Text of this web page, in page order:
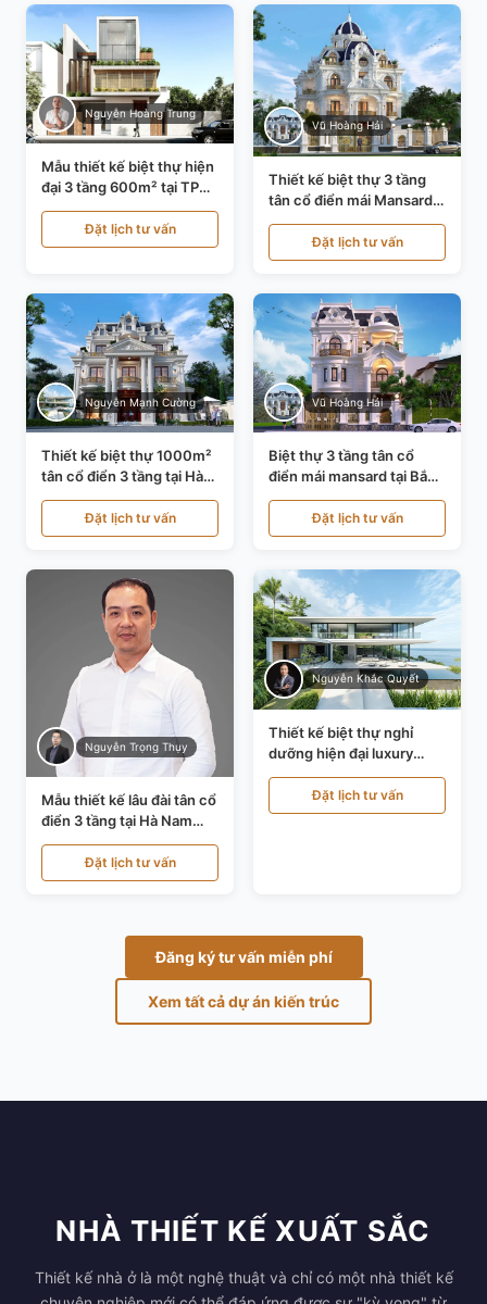
Nguyễn Hoàng Trung
Mẫu thiết kế biệt thự hiện
đại 3 tầng 600m² tại TP
Hồ Chí Minh KT24602
Đặt lịch tư vấn
Vũ Hoàng Hải
Thiết kế biệt thự 3 tầng
tân cổ điển mái Mansard
tại Thanh Hóa KT23104
Đặt lịch tư vấn
Nguyễn Mạnh Cường
Thiết kế biệt thự 1000m²
tân cổ điển 3 tầng tại Hà
Nội KT21010
Đặt lịch tư vấn
Vũ Hoàng Hải
Biệt thự 3 tầng tân cổ
điển mái mansard tại Bắc
Ninh KT21198
Đặt lịch tư vấn
Nguyễn Trọng Thụy
Mẫu thiết kế lâu đài tân cổ
điển 3 tầng tại Hà Nam
KT24821
Đặt lịch tư vấn
Nguyễn Khắc Quyết
Thiết kế biệt thự nghỉ
dưỡng hiện đại luxury
700m² tại Đà Nẵng
KT24616Đặt lịch tư vấn
Đăng ký tư vấn miễn phí
Xem tất cả dự án kiến trúc
NHÀ THIẾT KẾ XUẤT SẮC
Thiết kế nhà ở là một nghệ thuật và chỉ có một nhà thiết kế